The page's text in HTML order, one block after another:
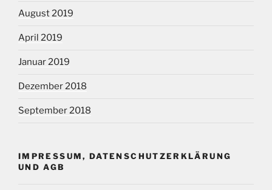
August 2019
April 2019
Januar 2019
Dezember 2018
September 2018
IMPRESSUM, DATENSCHUTZERKLÄRUNG
UND AGB